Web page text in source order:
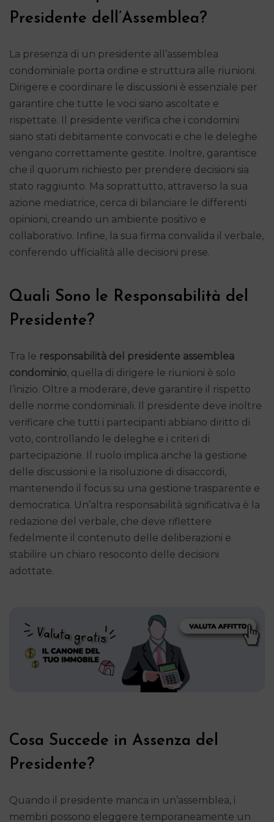
Presidente dell’Assemblea?
La presenza di un presidente all’assemblea
condominiale porta ordine e struttura alle riunioni.
Dirigere e coordinare le discussioni è essenziale per
garantire che tutte le voci siano ascoltate e
rispettate. Il presidente verifica che i condomini
siano stati debitamente convocati e che le deleghe
vengano correttamente gestite. Inoltre, garantisce
che il quorum richiesto per prendere decisioni sia
stato raggiunto. Ma soprattutto, attraverso la sua
azione mediatrice, cerca di bilanciare le differenti
opinioni, creando un ambiente positivo e
collaborativo. Infine, la sua firma convalida il verbale,
conferendo ufficialità alle decisioni prese.
Quali Sono le Responsabilità del
Presidente?
Tra le responsabilità del presidente assemblea
condominio, quella di dirigere le riunioni è solo
l’inizio. Oltre a moderare, deve garantire il rispetto
delle norme condominiali. Il presidente deve inoltre
verificare che tutti i partecipanti abbiano diritto di
voto, controllando le deleghe e i criteri di
partecipazione. Il ruolo implica anche la gestione
delle discussioni e la risoluzione di disaccordi,
mantenendo il focus su una gestione trasparente e
democratica. Un’altra responsabilità significativa è la
redazione del verbale, che deve riflettere
fedelmente il contenuto delle deliberazioni e
stabilire un chiaro resoconto delle decisioni
adottate.
Cosa Succede in Assenza del
Presidente?
Quando il presidente manca in un’assemblea, i
membri possono eleggere temporaneamente un